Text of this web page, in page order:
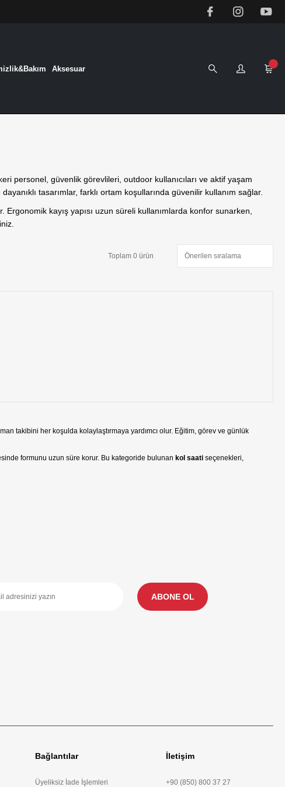
Aksesuar
personel, güvenlik görevlileri, outdoor kullanıcıları ve aktif yaşam
tasarımlar, farklı ortam koşullarında güvenilir kullanım sağlar.
kayış yapısı uzun süreli kullanımlarda konfor sunarken,
Toplam 0 ürün
takibini her koşulda kolaylaştırmaya yardımcı olur. Eğitim, görev ve günlük
formunu uzun süre korur. Bu kategoride bulunan kol saati seçenekleri,
ABONE OL
Bağlantılar
Üyeliksiz İade İşlemleri
İletişim
+90 (850) 800 37 27